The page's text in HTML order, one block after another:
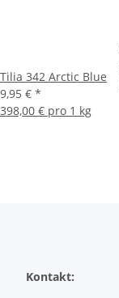
Tilia 342 Arctic Blue
9,95 € *
398,00 € pro 1 kg
Kontakt: